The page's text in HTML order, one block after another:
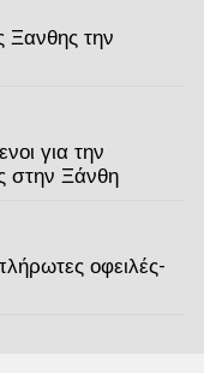
Ξανθης την
για την
στην Ξάνθη
οφειλές-